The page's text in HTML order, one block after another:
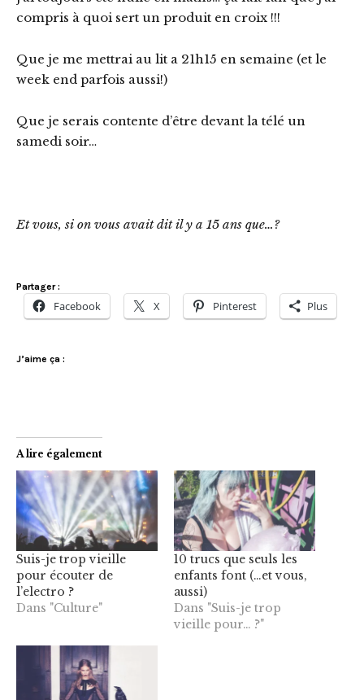
compris à quoi sert un produit en croix !!!
Que je me mettrai au lit a 21h15 en semaine (et le
week end parfois aussi!)
Que je serais contente d’être devant la télé un
samedi soir…
Et vous, si on vous avait dit il y a 15 ans que…?
Partager :
Facebook X Pinterest Plus
J’aime ça :
A lire également
Suis-je trop vieille
pour écouter de
l’electro ?
Dans "Culture"
10 trucs que seuls les
enfants font (…et vous,
aussi)
Dans "Suis-je trop
vieille pour… ?"